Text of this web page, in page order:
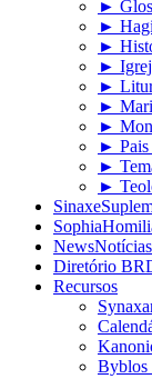
►
►
►
►
►
►
►
► Pais
►
►
Sinaxe
Sophia
News
Diretório BR
Recursos
Byblos